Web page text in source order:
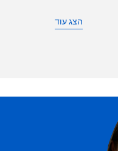
הצג עוד